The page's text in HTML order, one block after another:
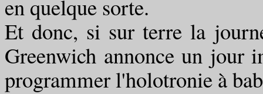
en quelque sorte.
Et donc, si sur terre la
Greenwich annonce un jour
programmer l'holotronie à